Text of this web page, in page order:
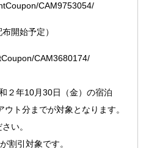
CAM9753054/
開始予定）
CAM3680174/
年10月30日（金）の宿泊
ト分までが対象となります。
い。
割引対象です。